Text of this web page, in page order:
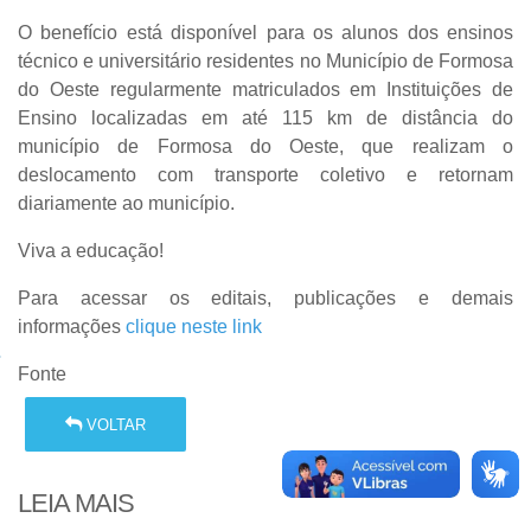
O benefício está disponível para os alunos dos ensinos
técnico e universitário residentes no Município de Formosa
do Oeste regularmente matriculados em Instituições de
Ensino localizadas em até 115 km de distância do
município de Formosa do Oeste, que realizam o
deslocamento com transporte coletivo e retornam
diariamente ao município.
Viva a educação!
Para acessar os editais, publicações e demais
informações clique neste link
Fonte
VOLTAR
LEIA MAIS